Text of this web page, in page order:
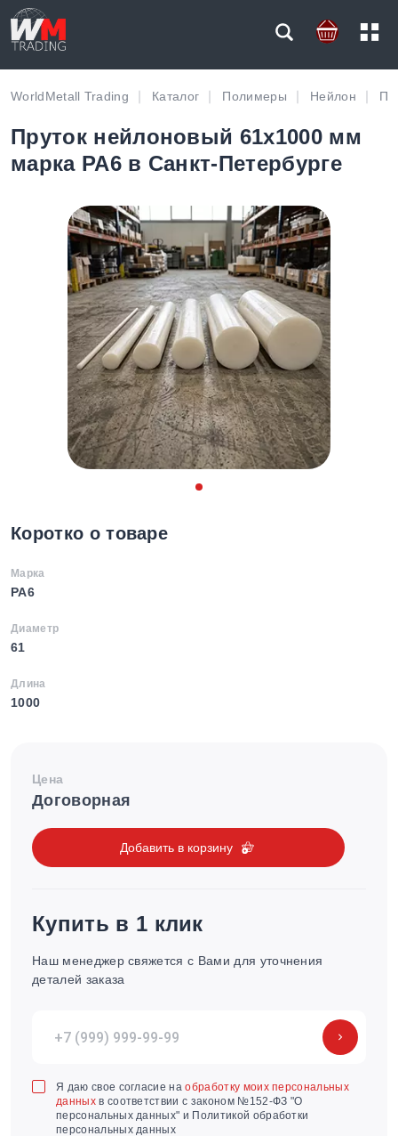
WorldMetall Trading Каталог Полимеры Нейлон
Пруток нейлоновый 61х1000 мм
марка PA6 в Санкт-Петербурге
Коротко о товаре
Марка
PA6
Диаметр
61
Длина
1000
Цена
Договорная
Добавить в корзину
Купить в 1 клик
Наш менеджер свяжется с Вами для уточнения
деталей заказа
Я даю свое согласие наобработку моих персональных
данныхв соответствии с законом №152-ФЗ "О
персональных данных" и Политикой обработки
персональных данных